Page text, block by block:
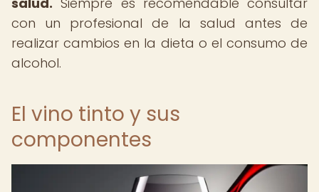
con un profesional de la salud antes de
realizar cambios en la dieta o el consumo de
alcohol.
El vino tinto y sus
componentes